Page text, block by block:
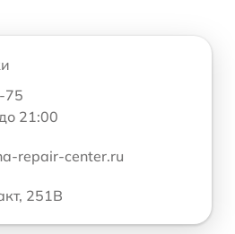
75
21:00
repair-center.ru
251В